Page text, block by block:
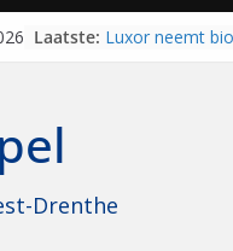
Laatste: Luxor neemt
van vissport:
Drenthe